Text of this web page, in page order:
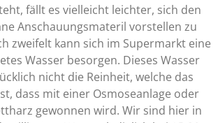
fällt es vielleicht leichter, sich den
Anschauungsmateril vorstellen zu
zweifelt kann sich im Supermarkt eine
Wasser besorgen. Dieses Wasser
nicht die Reinheit, welche das
dass mit einer Osmoseanlage oder
gewonnen wird. Wir sind hier in